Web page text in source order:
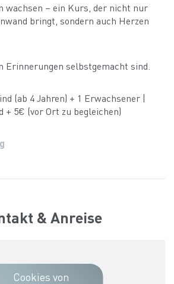
wachsen – ein Kurs, der nicht nur
bringt, sondern auch Herzen
Erinnerungen selbstgemacht sind.
(ab 4 Jahren) + 1 Erwachsener |
+ 5€ (vor Ort zu begleichen)
& Anreise
Cookies von